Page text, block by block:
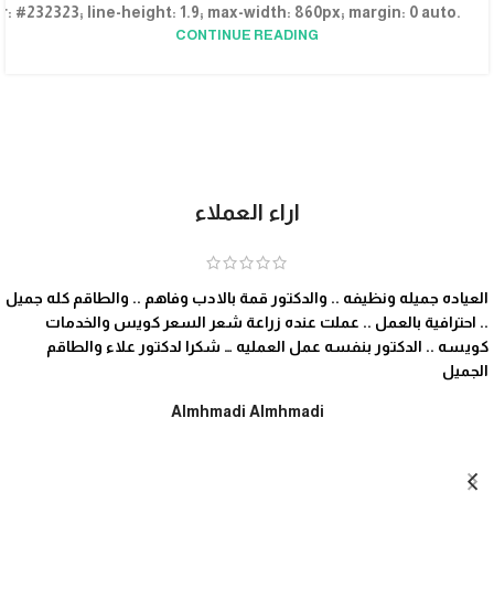
.dralaa-article { --teal: #0f6e6e; --teal-dark: #0a4f4f; --gold: #c9a227; font-family: 'Tahoma', 'Segoe UI', Arial, sans-serif; color: #232323; line-height: 1.9; max-width: 860px; margin: 0 auto; ...
CONTINUE READING
اراء العملاء
العياده جميله ونظيفه .. والدكتور قمة بالادب وفاهم .. والطاقم كله جميل
.. احترافية بالعمل .. عملت عنده زراعة شعر السعر كويس والخدمات
كويسه .. الدكتور بنفسه عمل العمليه … شكرا لدكتور علاء والطاقم
الجميل
Almhmadi Almhmadi